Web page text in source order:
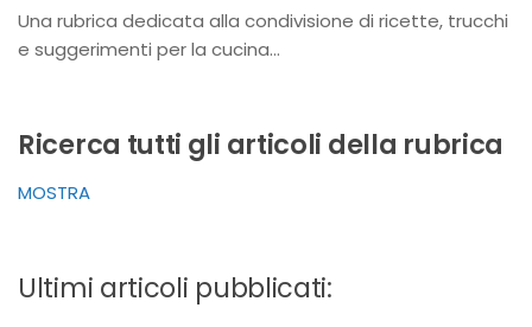
Una rubrica dedicata alla condivisione di ricette, trucchi
e suggerimenti per la cucina…
Ricerca tutti gli articoli della rubrica
MOSTRA
Ultimi articoli pubblicati: